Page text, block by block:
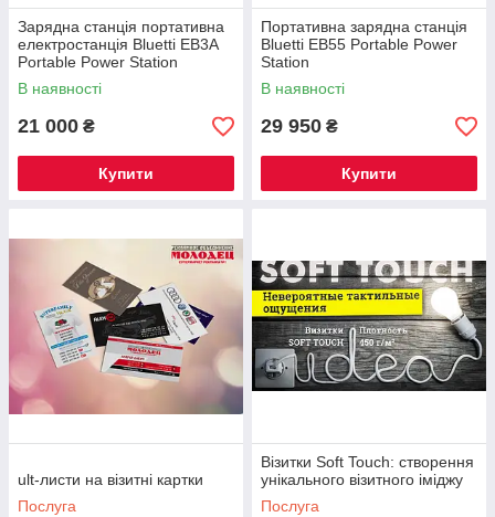
Зарядна станція портативна
електростанція Bluetti EB3A
Portable Power Station
В наявності
21 000 ₴
Купити
Портативна зарядна станція
Bluetti EB55 Portable Power
Station
В наявності
29 950 ₴
Купити
ult-листи на візитні картки
Послуга
Візитки Soft Touch: створення
унікального візитного іміджу
Послуга